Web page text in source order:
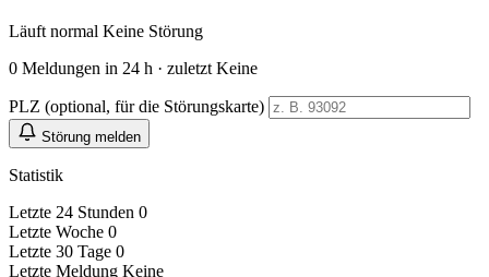
Läuft normal Keine Störung
0 Meldungen in 24 h · zuletzt Keine
PLZ (optional, für die Störungskarte)
Störung melden
Statistik
Letzte 24 Stunden 0
Letzte Woche 0
Letzte 30 Tage 0
Letzte Meldung Keine